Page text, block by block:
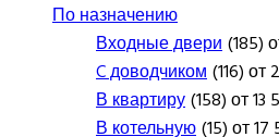
По назначению
Входные двери(185)
C доводчиком(116) от
В квартиру(158) от 13
В котельную(15) от 17